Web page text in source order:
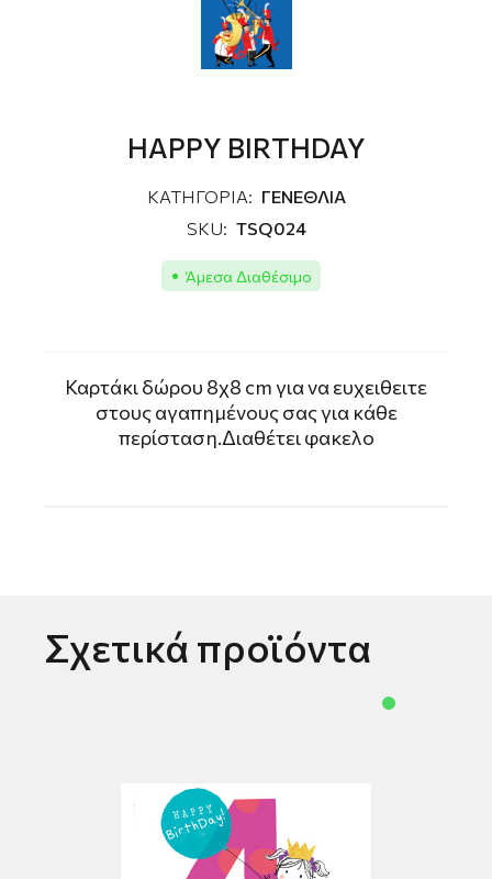
HAPPY BIRTHDAY
ΚΑΤΗΓΟΡΙΑ: ΓΕΝΕΘΛΙΑ
SKU: TSQ024
Άμεσα Διαθέσιμο
Καρτάκι δώρου 8χ8 cm για να ευχειθειτε
στους αγαπημένους σας για κάθε
περίσταση.Διαθέτει φακελο
Σχετικά προϊόντα